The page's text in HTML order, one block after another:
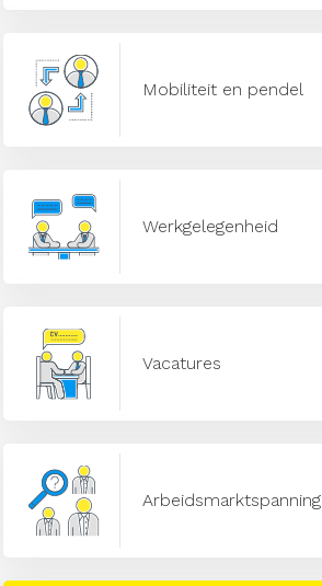
Mobiliteit en pendel
Werkgelegenheid
Vacatures
Arbeidsmarktspanning